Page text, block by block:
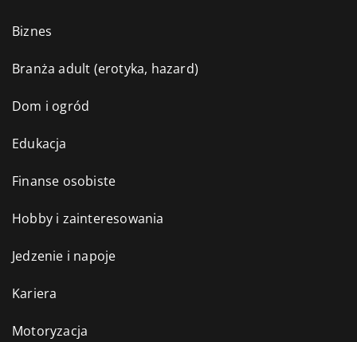
Biznes
Branża adult (erotyka, hazard)
Dom i ogród
Edukacja
Finanse osobiste
Hobby i zainteresowania
Jedzenie i napoje
Kariera
Motoryzacja